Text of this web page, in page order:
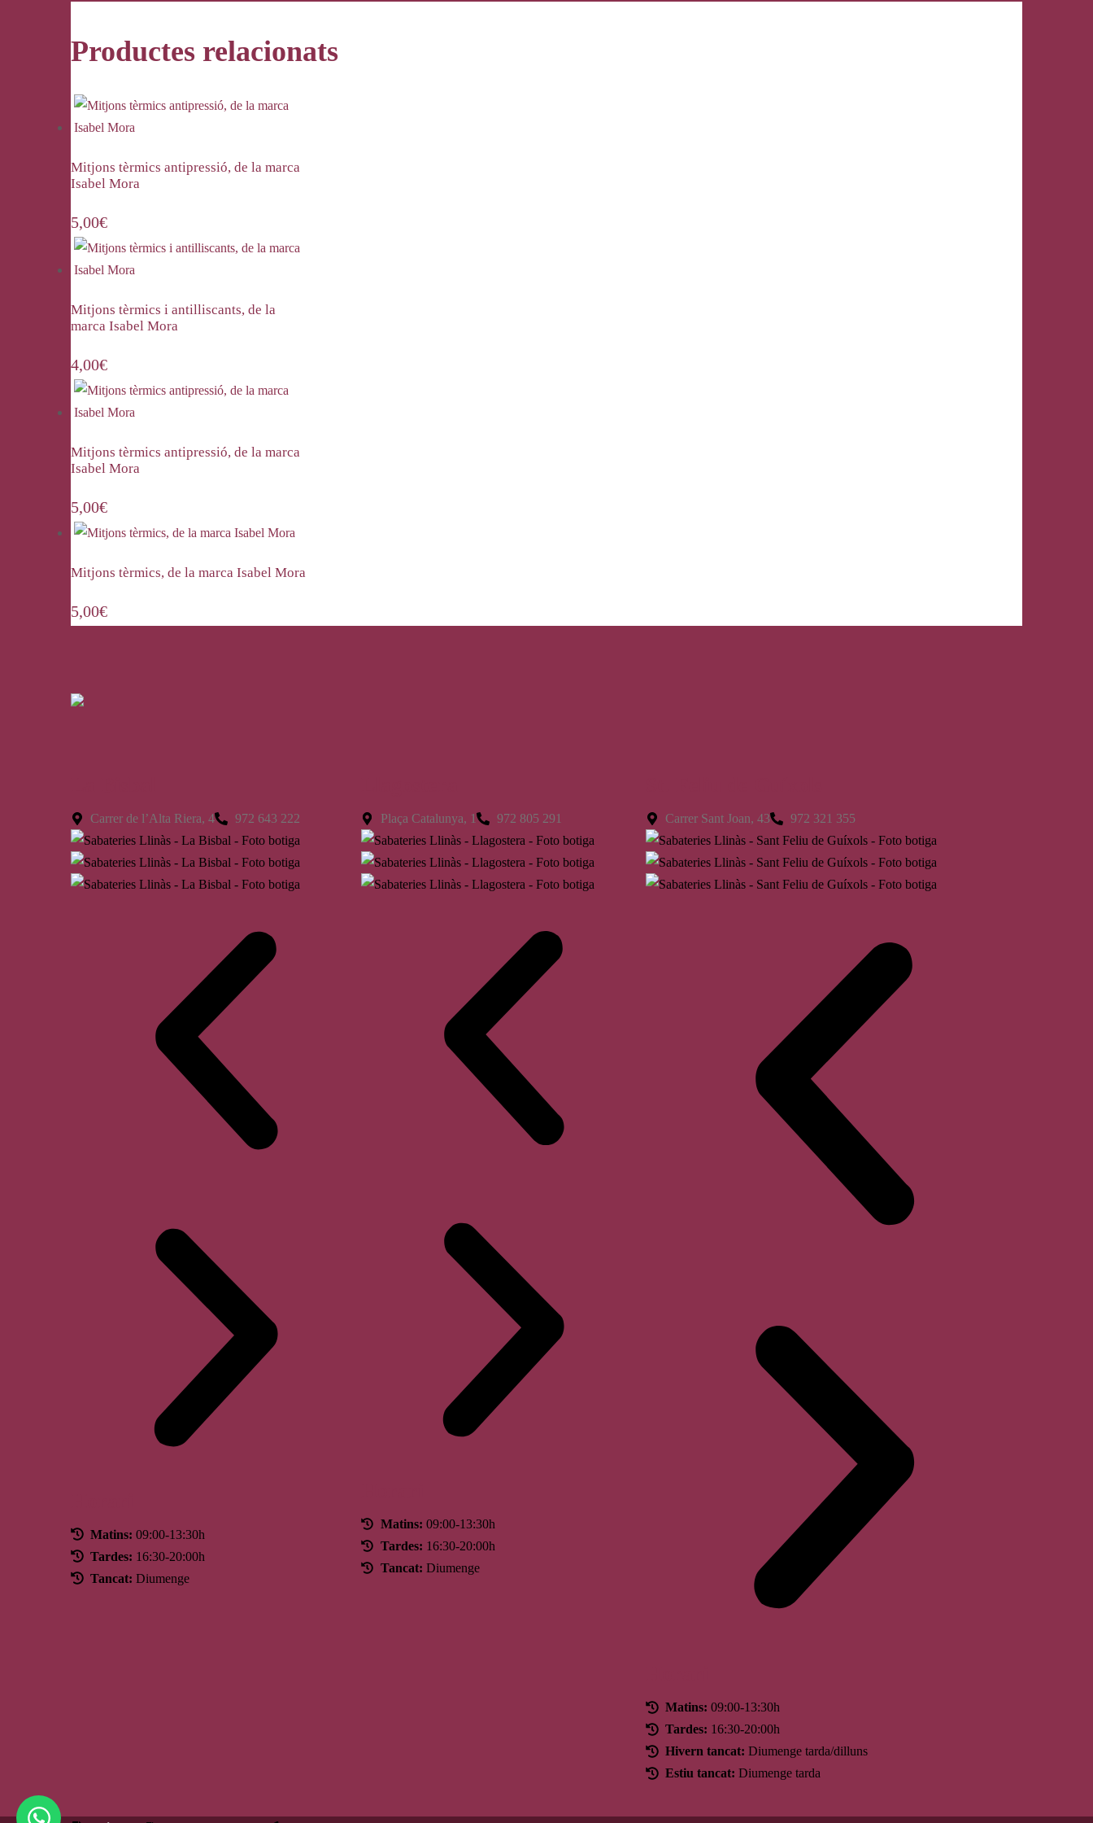
Productes relacionats
Mitjons tèrmics antipressió, de la marca
Isabel Mora
5,00€
Mitjons tèrmics i antilliscants, de la
marca Isabel Mora
4,00€
Mitjons tèrmics antipressió, de la marca
Isabel Mora
5,00€
Mitjons tèrmics, de la marca Isabel Mora
5,00€
Carrer de l’Alta Riera, 4 972 643 222
Matins: 09:00-13:30h
Tardes: 16:30-20:00h
Tancat: Diumenge
Plaça Catalunya, 1 972 805 291
Matins: 09:00-13:30h
Tardes: 16:30-20:00h
Tancat: Diumenge
Carrer Sant Joan, 43 972 321 355
Matins: 09:00-13:30h
Tardes: 16:30-20:00h
Hivern tancat: Diumenge tarda/dilluns
Estiu tancat: Diumenge tarda